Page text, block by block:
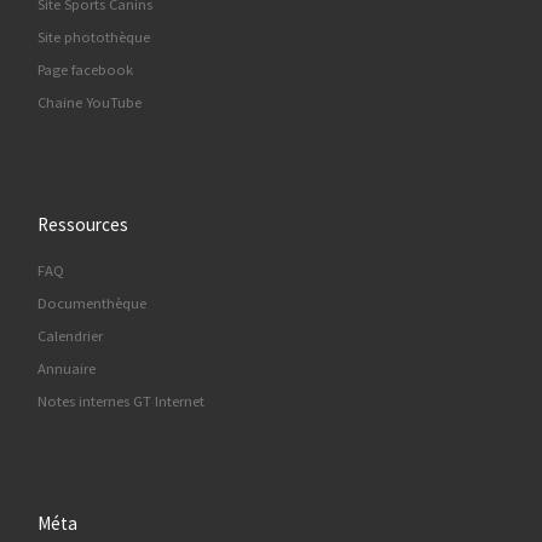
Site Sports Canins
Site photothèque
Page facebook
Chaine YouTube
Ressources
FAQ
Documenthèque
Calendrier
Annuaire
Notes internes GT Internet
Méta